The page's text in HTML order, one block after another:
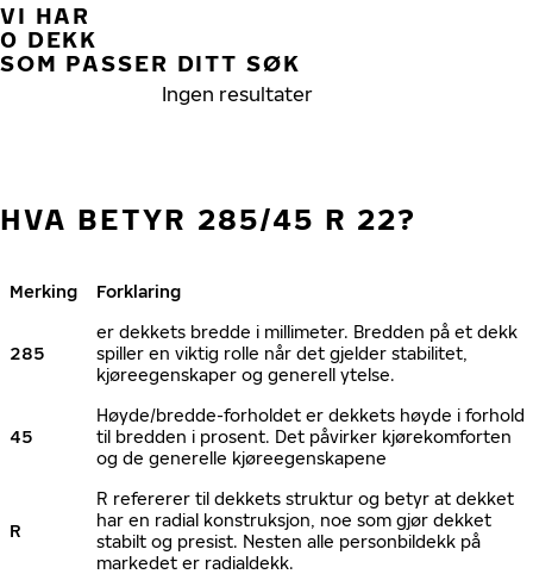
VI HAR
0 DEKK
SOM PASSER DITT SØK
Ingen resultater
HVA BETYR 285/45 R 22?
Merking Forklaring
285
er dekkets bredde i millimeter. Bredden på et dekk
spiller en viktig rolle når det gjelder stabilitet,
kjøreegenskaper og generell ytelse.
45
Høyde/bredde-forholdet er dekkets høyde i forhold
til bredden i prosent. Det påvirker kjørekomforten
og de generelle kjøreegenskapene
R
R refererer til dekkets struktur og betyr at dekket
har en radial konstruksjon, noe som gjør dekket
stabilt og presist. Nesten alle personbildekk på
markedet er radialdekk.